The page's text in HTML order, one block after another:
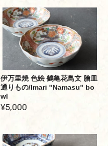
伊万里焼 色絵 鶴亀花鳥文 膾皿
通りもの/Imari "Namasu" bo
wl
¥5,000